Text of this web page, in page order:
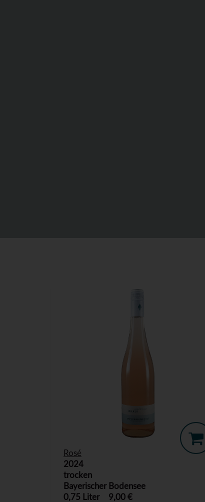
Rosé
2024
trocken
Bayerischer Bodensee
0,75 Liter
9,00 €